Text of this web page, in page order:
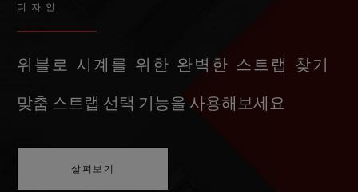
디자인
위블로 시계를 위한 완벽한 스트랩 찾기
맞춤 스트랩 선택 기능을 사용해보세요
살펴보기